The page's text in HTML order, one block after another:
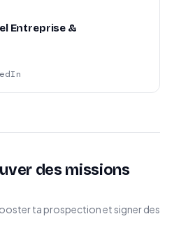
Entreprise &
des missions
ta prospection et signer des